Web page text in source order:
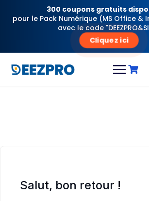
300 coupons gratuits
pour le Pack Numérique (MS Office &
avec le code
Cliquez ici
content
Salut, bon retour !